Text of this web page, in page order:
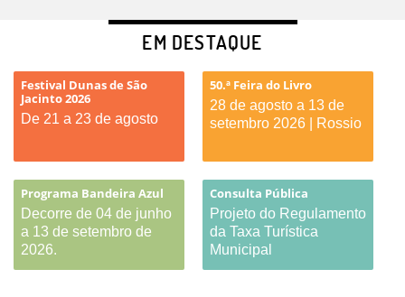
EM DESTAQUE
Festival Dunas de São
Jacinto 2026
De 21 a 23 de agosto
50.ª Feira do Livro
28 de agosto a 13 de
setembro 2026 | Rossio
Programa Bandeira Azul
Decorre de 04 de junho
a 13 de setembro de
2026.
Consulta Pública
Projeto do Regulamento
da Taxa Turística
Municipal